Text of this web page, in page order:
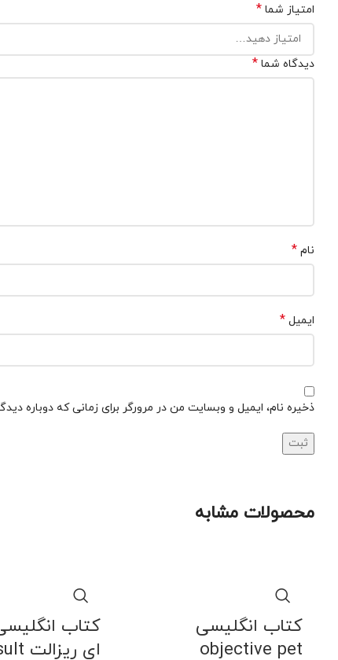
امتیاز شما *
دیدگاه شما *
نام *
ایمیل *
ذخیره نام، ایمیل و وبسایت من در مرورگر برای زمانی که دوباره
محصولات مشابه
کتاب انگلیسی
objective pet
کتاب
ای ریزالت Fce Result